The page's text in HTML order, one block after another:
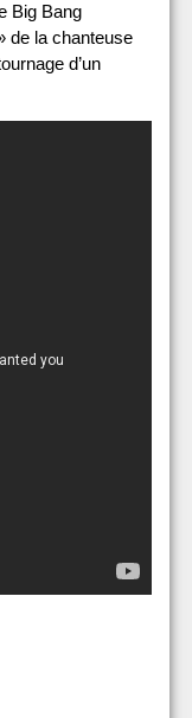
Big Bang
de la chanteuse
d’un